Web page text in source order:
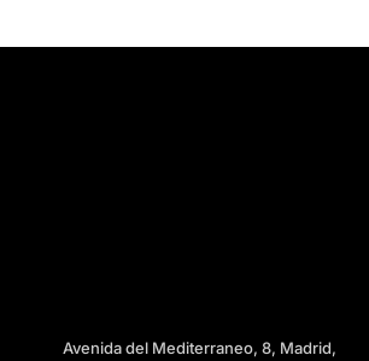
Avenida del Mediterraneo, 8, Madrid,